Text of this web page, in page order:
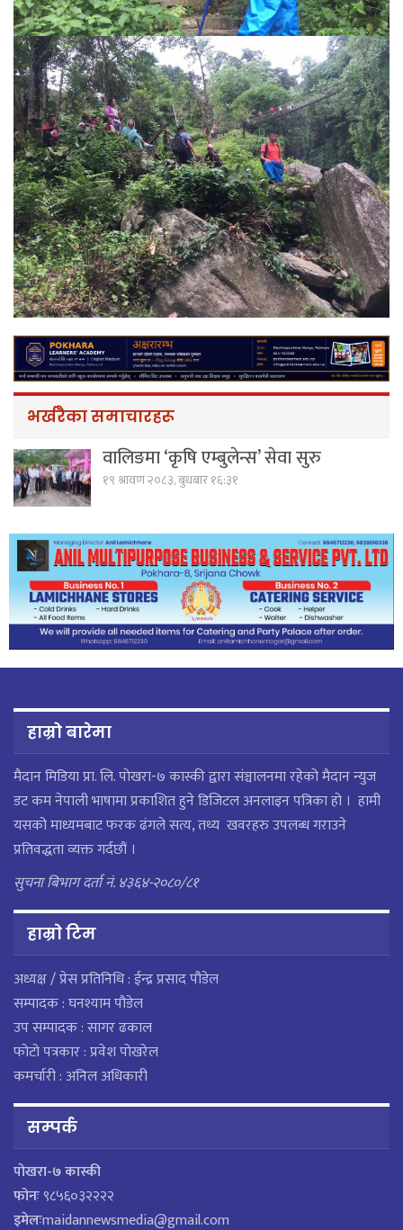
भर्खरैका समाचारहरू
वालिङमा ‘कृषि एम्बुलेन्स’ सेवा सुरु
१९ श्रावण २०८३, बुधबार १६:३१
हाम्रो बारेमा
मैदान मिडिया प्रा. लि. पाेखरा-७ कास्की द्वारा संञ्चालनमा रहेको मैदान न्युज
डट कम नेपाली भाषामा प्रकाशित हुने डिजिटल अनलाइन पत्रिका हो । हामी
यसको माध्यमबाट फरक ढंगले सत्य, तथ्य खवरहरु उपलब्ध गराउने
प्रतिवद्धता व्यक्त गर्दछौं ।
सुचना बिभाग दर्ता नं. ४३६४-२०८०/८१
हाम्राे टिम
अध्यक्ष / प्रेस प्रतिनिधि : ईन्द्र प्रसाद पौडेल
सम्पादक : घनश्याम पौडेल
उप सम्पादक : सागर ढकाल
फोटो पत्रकार : प्रवेश पोखरेल
कमर्चारी : अनिल अधिकारी
सम्पर्क
पाेखरा-७ कास्की
फोनः९८५६०३२२२२
इमेलःmaidannewsmedia@gmail.com